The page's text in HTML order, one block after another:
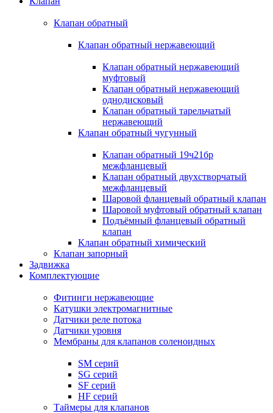
Клапан обратный
Клапан обратный нержавеющий
Клапан обратный нержавеющий
муфтовый
Клапан обратный нержавеющий
однодисковый
Клапан обратный тарельчатый
нержавеющий
Клапан обратный чугунный
Клапан обратный 19ч21бр
межфланцевый
Клапан обратный двухстворчатый
межфланцевый
Шаровой фланцевый обратный клапан
Шаровой муфтовый обратный клапан
Подъёмный фланцевый обратный
клапан
Клапан обратный химический
Клапан запорный
Задвижка
Комплектующие
Фитинги нержавеющие
Катушки электромагнитные
Датчики реле потока
Датчики уровня
Мембраны для клапанов соленоидных
SM серий
SG серий
SF серий
HF серий
Таймеры для клапанов